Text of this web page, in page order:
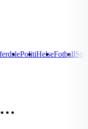
PolitiHelseFotball